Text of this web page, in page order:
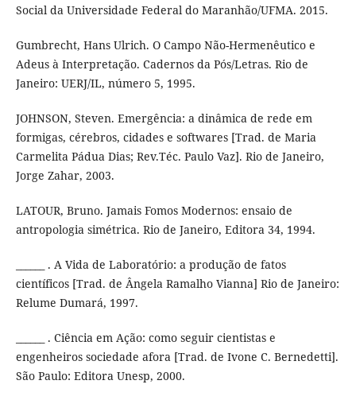
Social da Universidade Federal do Maranhão/UFMA. 2015.
Gumbrecht, Hans Ulrich. O Campo Não-Hermenêutico e
Adeus à Interpretação. Cadernos da Pós/Letras. Rio de
Janeiro: UERJ/IL, número 5, 1995.
JOHNSON, Steven. Emergência: a dinâmica de rede em
formigas, cérebros, cidades e softwares [Trad. de Maria
Carmelita Pádua Dias; Rev.Téc. Paulo Vaz]. Rio de Janeiro,
Jorge Zahar, 2003.
LATOUR, Bruno. Jamais Fomos Modernos: ensaio de
antropologia simétrica. Rio de Janeiro, Editora 34, 1994.
______ . A Vida de Laboratório: a produção de fatos
científicos [Trad. de Ângela Ramalho Vianna] Rio de Janeiro:
Relume Dumará, 1997.
______ . Ciência em Ação: como seguir cientistas e
engenheiros sociedade afora [Trad. de Ivone C. Bernedetti].
São Paulo: Editora Unesp, 2000.